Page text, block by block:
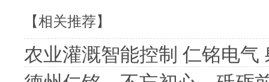
【相关推荐】
农业灌溉智能控制 仁铭电气 射频卡控制器井